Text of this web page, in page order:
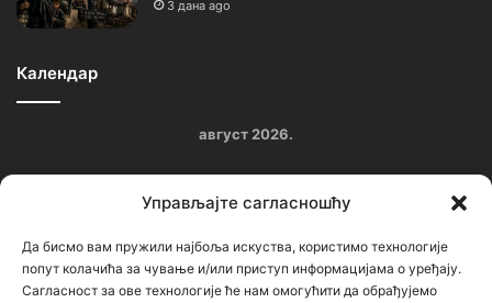
Управљајте сагласношћу
Да бисмо вам пружили најбоља искуства, користимо технологије
попут колачића за чување и/или приступ информацијама о уређају.
Сагласност за ове технологије ће нам омогућити да обрађујемо
3 дана ago
Календар
август 2026.
3 4 5 6 7 8 9